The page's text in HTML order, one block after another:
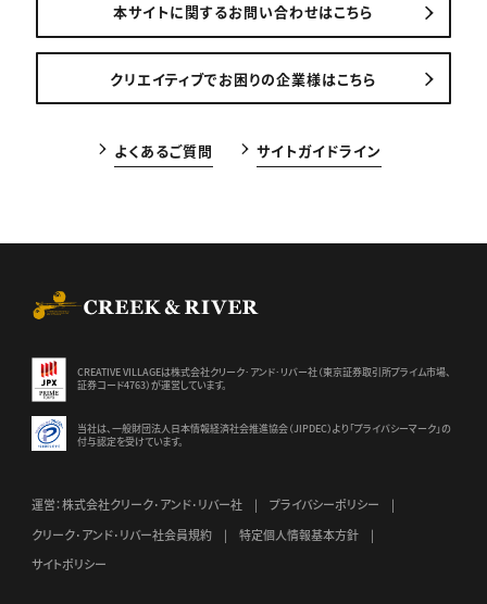
本サイトに関するお問い合わせはこちら
クリエイティブでお困りの企業様はこちら
よくあるご質問 サイトガイドライン
CREATIVE VILLAGEは株式会社クリーク･アンド･リバー社（東京証券取引所プライム市場、
証券コード4763）が運営しています。
当社は、一般財団法人日本情報経済社会推進協会（JIPDEC）より 「プライバシーマーク」の
付与認定を受けています。
運営：株式会社クリーク･アンド･リバー社
プライバシーポリシー
クリーク･アンド･リバー社会員規約
特定個人情報基本方針
サイトポリシー